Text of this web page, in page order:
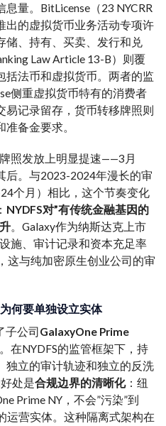
息量。BitLicense（23 NYCRR
出的虚拟货币业务活动专项许
储、持有、买卖、发行和兑
Law Article 13-B）则覆
括法币和虚拟货币。两者的监
侧重虚拟货币特有的消费者
易记录留存，货币转移牌照则
备金要求。
照发放上明显提速——3月
后。与2023-2024年漫长的审
个月）相比，这个节奏变化
NYDFS对”有传统金融基因的
。Galaxy作为纳斯达克上市
施、审计记录和资本充足率
这与纯加密原生创业公司的审
何要单独设立实体
子公司GalaxyOne Prime
在NYDFS的监管框架下，持
独立的审计轨迹和独立的反洗
处是合规边界的清晰化：纽
Prime NY，不会”污染”到
运营实体。这种隔离式架构在